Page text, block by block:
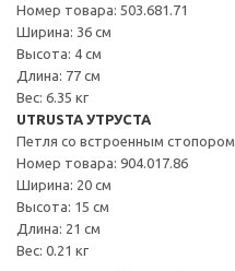
Номер товара: 503.681.71
Ширина: 36 см
Высота: 4 см
Длина: 77 см
Вес: 6.35 кг
UTRUSTA УТРУСТА
Петля со встроенным стопором
Номер товара: 904.017.86
Ширина: 20 см
Высота: 15 см
Длина: 21 см
Вес: 0.21 кг